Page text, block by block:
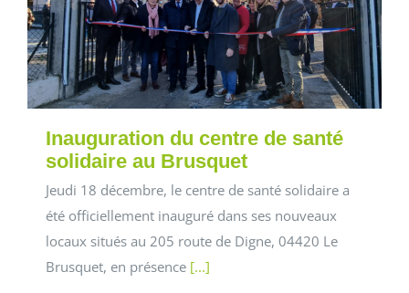
Inauguration du centre de santé
solidaire au Brusquet
Jeudi 18 décembre, le centre de santé solidaire a
été officiellement inauguré dans ses nouveaux
locaux situés au 205 route de Digne, 04420 Le
Brusquet, en présence [...]